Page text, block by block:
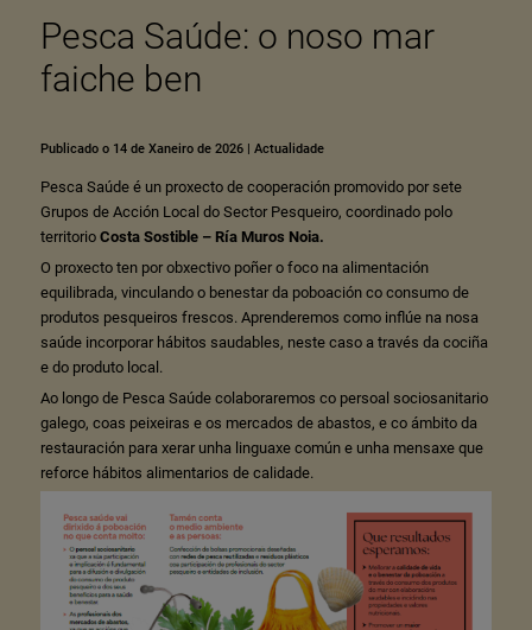
Pesca Saúde: o noso mar
faiche ben
Publicado o 14 de Xaneiro de 2026| Actualidade
Pesca Saúde é un proxecto de cooperación promovido por sete
Grupos de Acción Local do Sector Pesqueiro, coordinado polo
territorio Costa Sostible – Ría Muros Noia.
O proxecto ten por obxectivo poñer o foco na alimentación
equilibrada, vinculando o benestar da poboación co consumo de
produtos pesqueiros frescos. Aprenderemos como inflúe na nosa
saúde incorporar hábitos saudables, neste caso a través da cociña
e do produto local.
Ao longo de Pesca Saúde colaboraremos co persoal sociosanitario
galego, coas peixeiras e os mercados de abastos, e co ámbito da
restauración para xerar unha linguaxe común e unha mensaxe que
reforce hábitos alimentarios de calidade.